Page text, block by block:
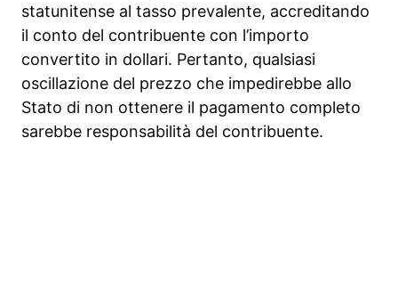
statunitense al tasso prevalente, accreditando
il conto del contribuente con l’importo
convertito in dollari. Pertanto, qualsiasi
oscillazione del prezzo che impedirebbe allo
Stato di non ottenere il pagamento completo
sarebbe responsabilità del contribuente.